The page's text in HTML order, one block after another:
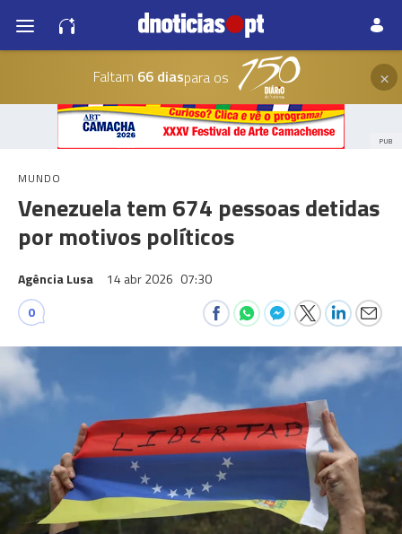
Faltam 66 diaspara os ×
PUB
MUNDO
Venezuela tem 674 pessoas detidas
por motivos políticos
Agência Lusa 14 abr 2026 07:30
0